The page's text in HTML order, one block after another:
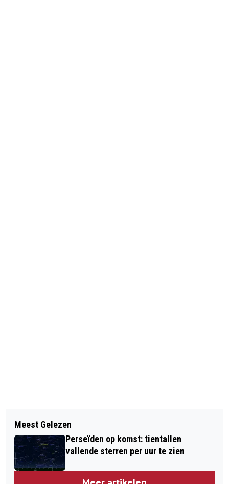
VVD WIL INITIATIEFWET TEGEN
BEPERKING INHUREN ZZP'ERS
CRICKETER IN KRITIEKE TOESTAND
NA BAL OP HOOFD
Meest Gelezen
Perseïden op komst: tientallen
vallende sterren per uur te zien